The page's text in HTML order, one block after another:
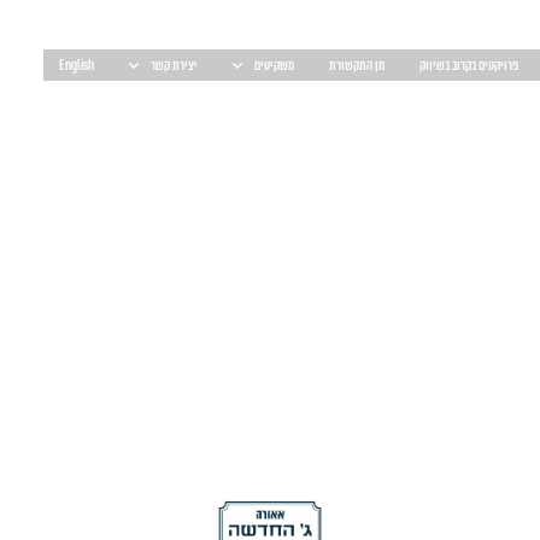
פרויקטים בקרוב בשיווק מן התקשורת משקיעים יצירת קשר English